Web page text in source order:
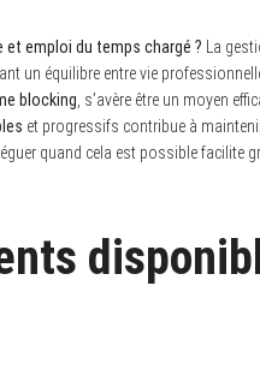
emploi du temps chargé ? La
un équilibre entre vie
blocking , s’avère être un moyen
et progressifs contribue à
quand cela est possible facilite